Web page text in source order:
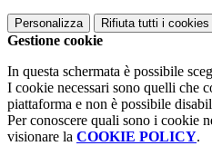
Personalizza Rifiuta tutti i cookies
Gestione cookie
In questa schermata è possibile
I cookie necessari sono quelli che
piattaforma e non è possibile
Per conoscere quali sono i cookie
visionare la COOKIE POLICY.